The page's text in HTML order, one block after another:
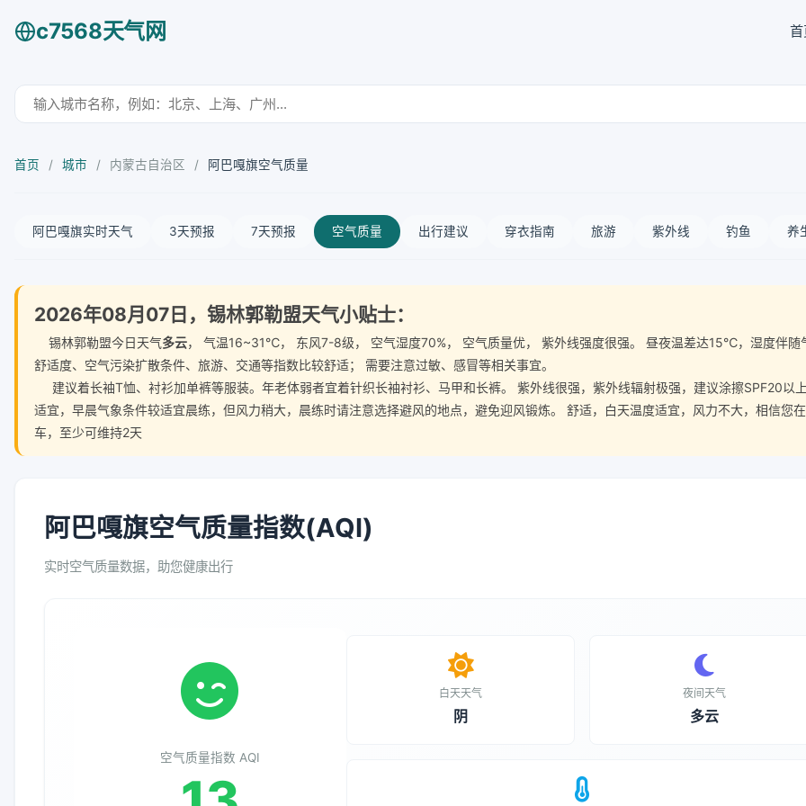
c7568天气网
首页 / 城市 / 内蒙古自治区 / 阿巴嘎旗空气质量
阿巴嘎旗实时天气 3天预报 7天预报 空气质量 出行建议 穿衣指南 旅游 紫外线 钓鱼 养
2026年08月07日，锡林郭勒盟天气小贴士：
锡林郭勒盟今日天气多云， 气温16~31℃， 东风7-8级， 空气湿度70%， 空气质量优， 紫外线强度很强。 昼夜温差达15℃，湿度伴随
舒适度、空气污染扩散条件、旅游、交通等指数比较舒适； 需要注意过敏、感冒等相关事宜。
建议着长袖T恤、衬衫加单裤等服装。年老体弱者宜着针织长袖衬衫、马甲和长裤。 紫外线很强，紫外线辐射极强，建议涂擦SPF20以
适宜，早晨气象条件较适宜晨练，但风力稍大，晨练时请注意选择避风的地点，避免迎风锻炼。 舒适，白天温度适宜，风力不大，相信您
车，至少可维持2天
阿巴嘎旗空气质量指数(AQI)
实时空气质量数据，助您健康出行
空气质量指数 AQI
白天天气
阴
夜间天气
多云